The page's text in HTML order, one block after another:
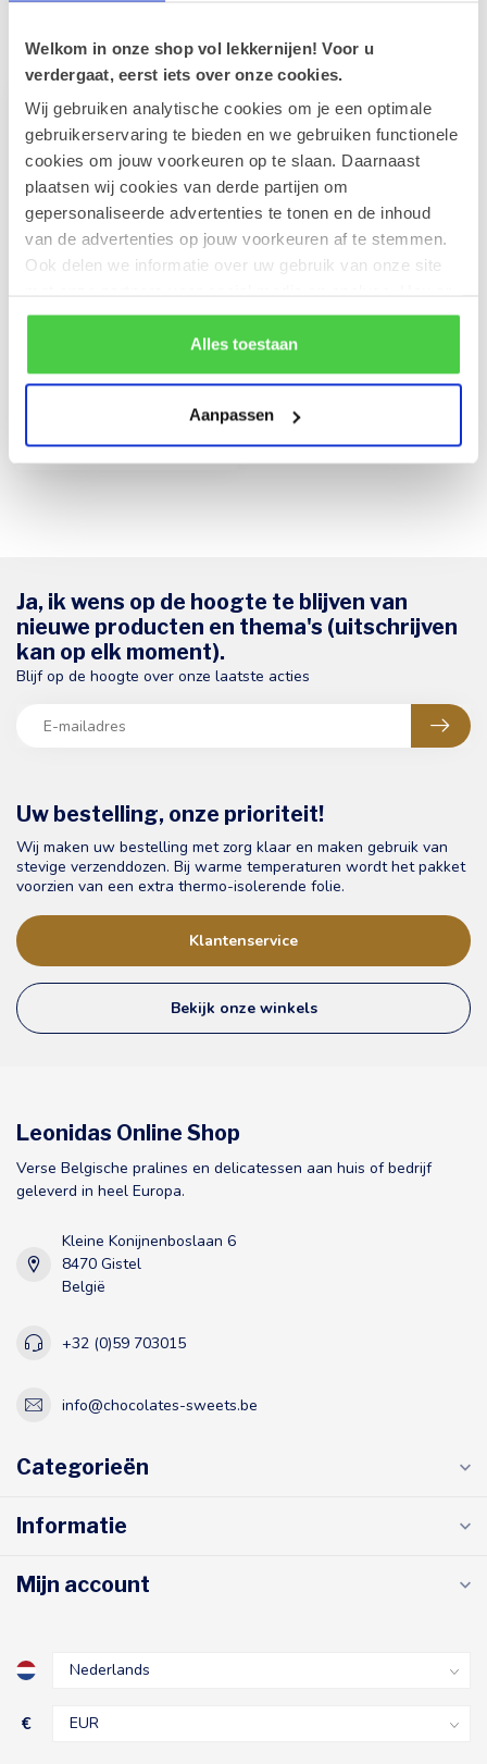
Welkom in onze shop vol lekkernijen! Voor u
verdergaat, eerst iets over onze cookies.
Wij gebruiken analytische cookies om je een optimale
gebruikerservaring te bieden en we gebruiken functionele
cookies om jouw voorkeuren op te slaan. Daarnaast
plaatsen wij cookies van derde partijen om
gepersonaliseerde advertenties te tonen en de inhoud
van de advertenties op jouw voorkeuren af te stemmen.
Ook delen we informatie over uw gebruik van onze site
rekening mee dat als je bepaalde cookies blokkeert, het
de correcte werking van de website kan verstoren.
Alles toestaan
Aanpassen
Recent bekeken
Jouw boodschap zorgt voor
Halloween kaartje. Het ...
Uw bestelling, onze prioriteit!
Wij maken uw bestelling met zorg klaar en maken gebruik van
stevige verzenddozen. Bij warme temperaturen wordt het pakket
voorzien van een extra thermo-isolerende folie.
Klantenservice
Bekijk onze winkels
Ja, ik wens op de hoogte te blijven van
nieuwe producten en thema's (uitschrijven
kan op elk moment).
Blijf op de hoogte over onze laatste acties
Leonidas Online Shop
Verse Belgische pralines en delicatessen aan huis of bedrijf
geleverd in heel Europa.
Kleine Konijnenboslaan 6
8470 Gistel
België
+32 (0)59 703015
info@chocolates-sweets.be
Categorieën
Informatie
Mijn account
€